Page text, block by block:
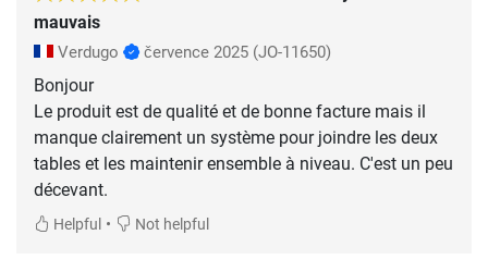
mauvais
Verdugo července 2025 (JO-11650)
Bonjour
Le produit est de qualité et de bonne facture mais il
manque clairement un système pour joindre les deux
tables et les maintenir ensemble à niveau. C'est un peu
décevant.
Helpful • Not helpful